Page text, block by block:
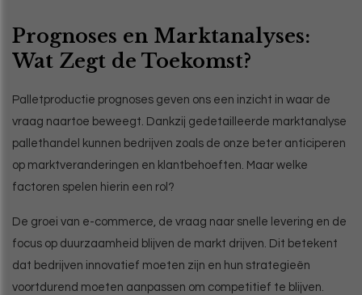
Prognoses en Marktanalyses:
Wat Zegt de Toekomst?
Palletproductie prognoses geven ons een inzicht in waar de
vraag naartoe beweegt. Dankzij gedetailleerde marktanalyse
pallethandel kunnen bedrijven zoals de onze beter anticiperen
op marktveranderingen en klantbehoeften. Maar welke
factoren spelen hierin een rol?
De groei van e-commerce, de vraag naar snelle levering en de
focus op duurzaamheid blijven de markt drijven. Dit betekent
dat bedrijven innovatief moeten zijn en hun strategieën
voortdurend moeten aanpassen om competitief te blijven.